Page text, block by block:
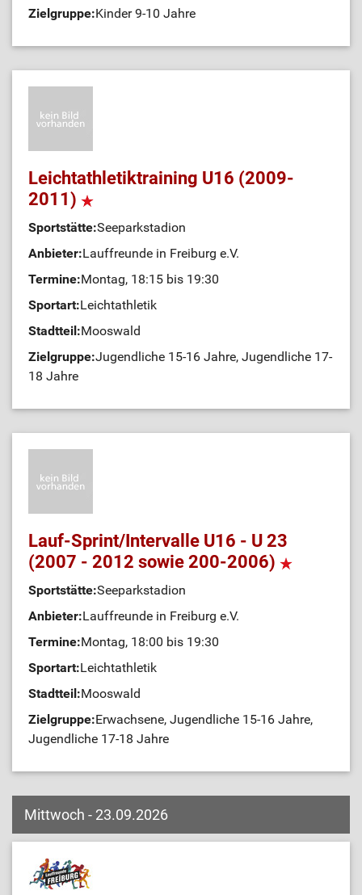
Zielgruppe:Kinder 9-10 Jahre
Leichtathletiktraining U16 (2009-
2011)
Sportstätte:Seeparkstadion
Anbieter:Lauffreunde in Freiburg e.V.
Termine:Montag, 18:15 bis 19:30
Sportart:Leichtathletik
Stadtteil:Mooswald
Zielgruppe:Jugendliche 15-16 Jahre, Jugendliche 17-
18 Jahre
Lauf-Sprint/Intervalle U16 - U 23
(2007 - 2012 sowie 200-2006)
Sportstätte:Seeparkstadion
Anbieter:Lauffreunde in Freiburg e.V.
Termine:Montag, 18:00 bis 19:30
Sportart:Leichtathletik
Stadtteil:Mooswald
Zielgruppe:Erwachsene, Jugendliche 15-16 Jahre,
Jugendliche 17-18 Jahre
Mittwoch - 23.09.2026